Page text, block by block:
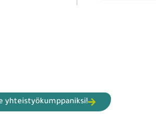
yhteistyökumppaniksi!